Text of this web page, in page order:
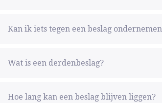
Kan ik iets tegen een beslag
Wat is een derdenbeslag?
Hoe lang kan een beslag blijven liggen?